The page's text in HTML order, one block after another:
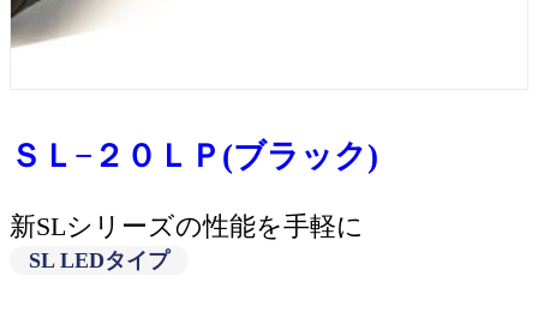
ＳＬ−２０ＬＰ(ブラック)
新SLシリーズの性能を手軽に
SL LEDタイプ